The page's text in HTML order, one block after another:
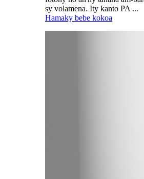
sy volamena. Ity kanto PA ...
Hamaky bebe kokoa